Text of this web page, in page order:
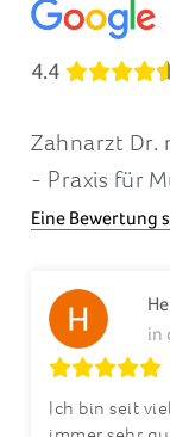
4.4
- Praxis für
Eine Bewertung
in
Ich bin seit
immer sehr
Landskröner